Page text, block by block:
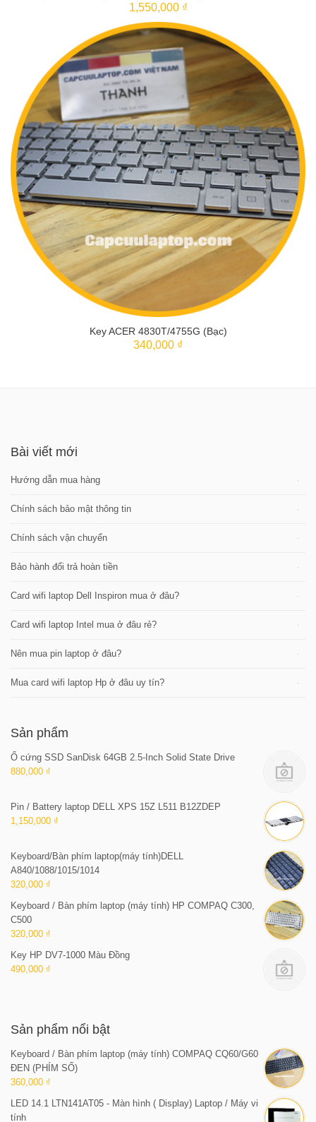
THÊM VÀO GIỎ
1,550,000 ₫
Key ACER 4830T/4755G (Bạc)
340,000 ₫
Bài viết mới
Hướng dẫn mua hàng
Chính sách bảo mật thông tin
Chính sách vận chuyển
Bảo hành đổi trả hoàn tiền
Card wifi laptop Dell Inspiron mua ở đâu?
Card wifi laptop Intel mua ở đâu rẻ?
Nên mua pin laptop ở đâu?
Mua card wifi laptop Hp ở đâu uy tín?
Sản phẩm
Ổ cứng SSD SanDisk 64GB 2.5-Inch Solid State Drive
880,000 ₫
Pin / Battery laptop DELL XPS 15Z L511 B12ZDEP
1,150,000 ₫
Keyboard/Bàn phím laptop(máy tính)DELL
A840/1088/1015/1014
320,000 ₫
Keyboard / Bàn phím laptop (máy tính) HP COMPAQ C300,
C500
320,000 ₫
Key HP DV7-1000 Màu Đồng
490,000 ₫
Sản phẩm nổi bật
Keyboard / Bàn phím laptop (máy tính) COMPAQ CQ60/G60
ĐEN (PHÍM SỐ)
360,000 ₫
LED 14.1 LTN141AT05 - Màn hình ( Display) Laptop / Máy vi
tính